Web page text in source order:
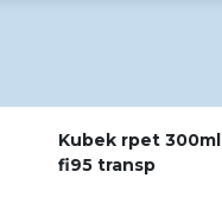
Kubek rpet 300ml
fi95 transp